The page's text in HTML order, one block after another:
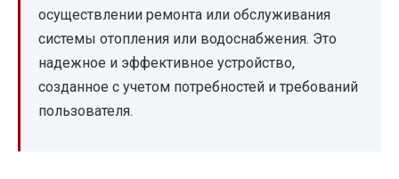
осуществлении ремонта или обслуживания
системы отопления или водоснабжения. Это
надежное и эффективное устройство,
созданное с учетом потребностей и требований
пользователя.